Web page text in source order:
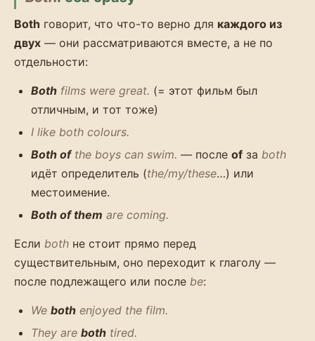
Both говорит, что что-то верно для каждого из
двух — они рассматриваются вместе, а не по
отдельности:
Both films were great. (= этот фильм был
отличным, и тот тоже)
I like both colours.
Both of the boys can swim. — после of за both
идёт определитель (the/my/these…) или
местоимение.
Both of them are coming.
Если both не стоит прямо перед
существительным, оно переходит к глаголу —
после подлежащего или после be:
We both enjoyed the film.
They are both tired.